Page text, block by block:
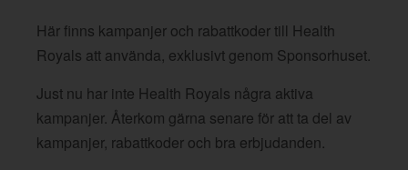
Här finns kampanjer och rabattkoder till Health
Royals att använda, exklusivt genom Sponsorhuset.
Just nu har inte Health Royals några aktiva
kampanjer. Återkom gärna senare för att ta del av
kampanjer, rabattkoder och bra erbjudanden.